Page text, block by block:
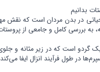
بدانیم
در بدن مردان است که نقش
بررسی کامل و جامعی از
گردو است که در زیر مثانه و
در طول فرآیند انزال ایفا